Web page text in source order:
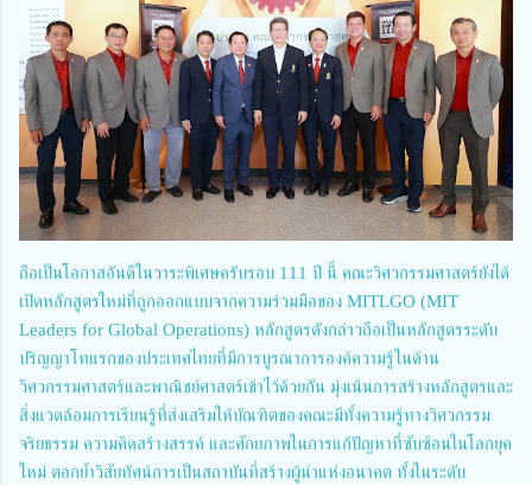
ถือเป็นโอกาสอันดีในวาระพิเศษครับรอบ 111 ปี นี้ คณะวิศวกรรมศาสตร์ยังได้
เปิดหลักสูตรใหม่ที่ถูกออกแบบจากความร่วมมือของ MITLGO (MIT
Leaders for Global Operations) หลักสูตรดังกล่าวถือเป็นหลักสูตรระดับ
ปริญญาโทแรกของประเทศไทยที่มีการบูรณาการองค์ความรู้ในด้าน
วิศวกรรมศาสตร์และพาณิชย์ศาสตร์เข้าไว้ด้วยกัน มุ่งเน้นการสร้างหลักสูตรและ
สิ่งแวดล้อมการเรียนรู้ที่ส่งเสริมให้บัณฑิตของคณะมีทั้งความรู้ทางวิศวกรรม
จริยธรรม ความคิดสร้างสรรค์ และศักยภาพในการแก้ปัญหาที่ซับซ้อนในโลกยุค
ใหม่ ตอกย้ำวิสัยทัศน์การเป็นสถาบันที่สร้างผู้นำแห่งอนาคต ทั้งในระดับ